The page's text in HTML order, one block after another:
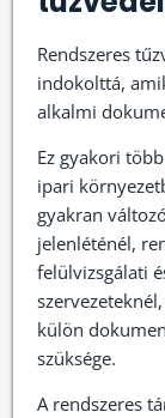
Rendszeres
indokolttá,
alkalmi
Ez gyakori
ipari
gyakran
jelenléténél,
felülvizsgálati
külön
szüksége.
A rendszeres